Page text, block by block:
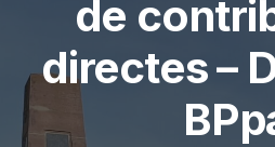
de
directes –